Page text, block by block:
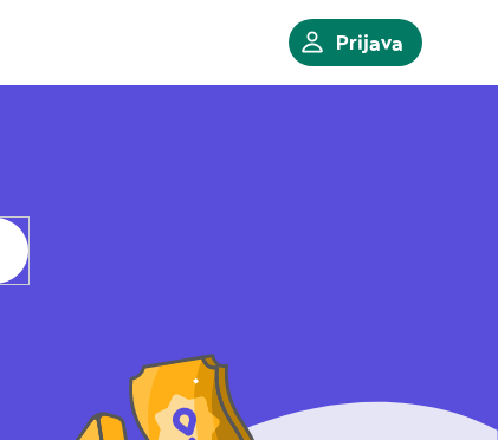
Prijava